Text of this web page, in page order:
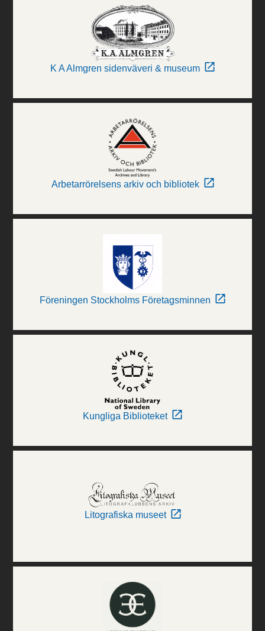
K A Almgren sidenväveri & museum
Arbetarrörelsens arkiv och bibliotek
Föreningen Stockholms Företagsminnen
Kungliga Biblioteket
Litografiska museet